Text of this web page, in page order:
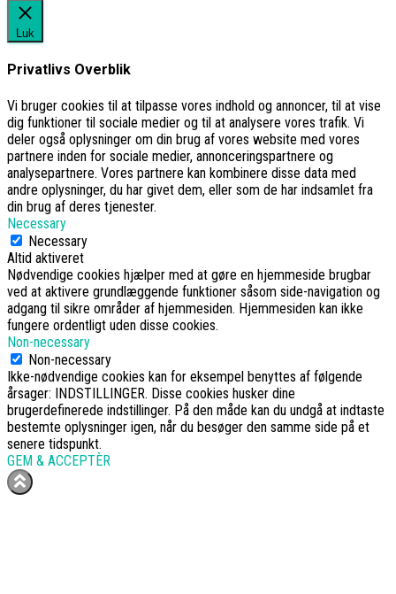
Luk
Privatlivs Overblik
Vi bruger cookies til at tilpasse vores indhold og annoncer, til at vise
dig funktioner til sociale medier og til at analysere vores trafik. Vi
deler også oplysninger om din brug af vores website med vores
partnere inden for sociale medier, annonceringspartnere og
analysepartnere. Vores partnere kan kombinere disse data med
andre oplysninger, du har givet dem, eller som de har indsamlet fra
din brug af deres tjenester.
Necessary
Necessary
Altid aktiveret
Nødvendige cookies hjælper med at gøre en hjemmeside brugbar
ved at aktivere grundlæggende funktioner såsom side-navigation og
adgang til sikre områder af hjemmesiden. Hjemmesiden kan ikke
fungere ordentligt uden disse cookies.
Non-necessary
Non-necessary
Ikke-nødvendige cookies kan for eksempel benyttes af følgende
årsager: INDSTILLINGER. Disse cookies husker dine
brugerdefinerede indstillinger. På den måde kan du undgå at indtaste
bestemte oplysninger igen, når du besøger den samme side på et
senere tidspunkt.
GEM & ACCEPTÈR